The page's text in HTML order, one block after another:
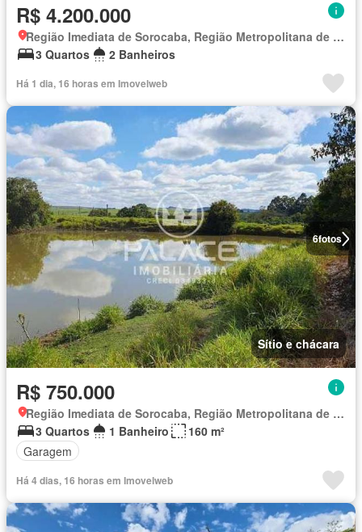
R$ 4.200.000
Região Imediata de Sorocaba, Região Metropolitana de Sorocaba
3 Quartos
2 Banheiros
Há 1 dia, 16 horas em Imovelweb
6fotos
Sítio e chácara
R$ 750.000
Região Imediata de Sorocaba, Região Metropolitana de Sorocaba
3 Quartos
1 Banheiro
160 m²
Garagem
Há 4 dias, 16 horas em Imovelweb